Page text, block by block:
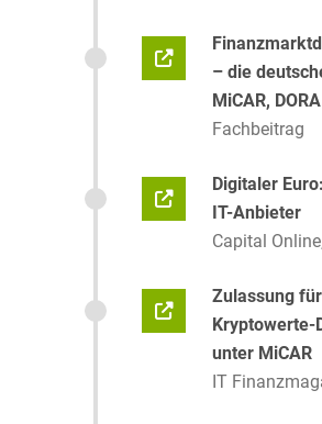
– die
MiCAR,
Fachbeitrag
Digitaler
IT-Anbieter
Capital
Zulassung
Kryptowerte-
unter MiCAR
IT